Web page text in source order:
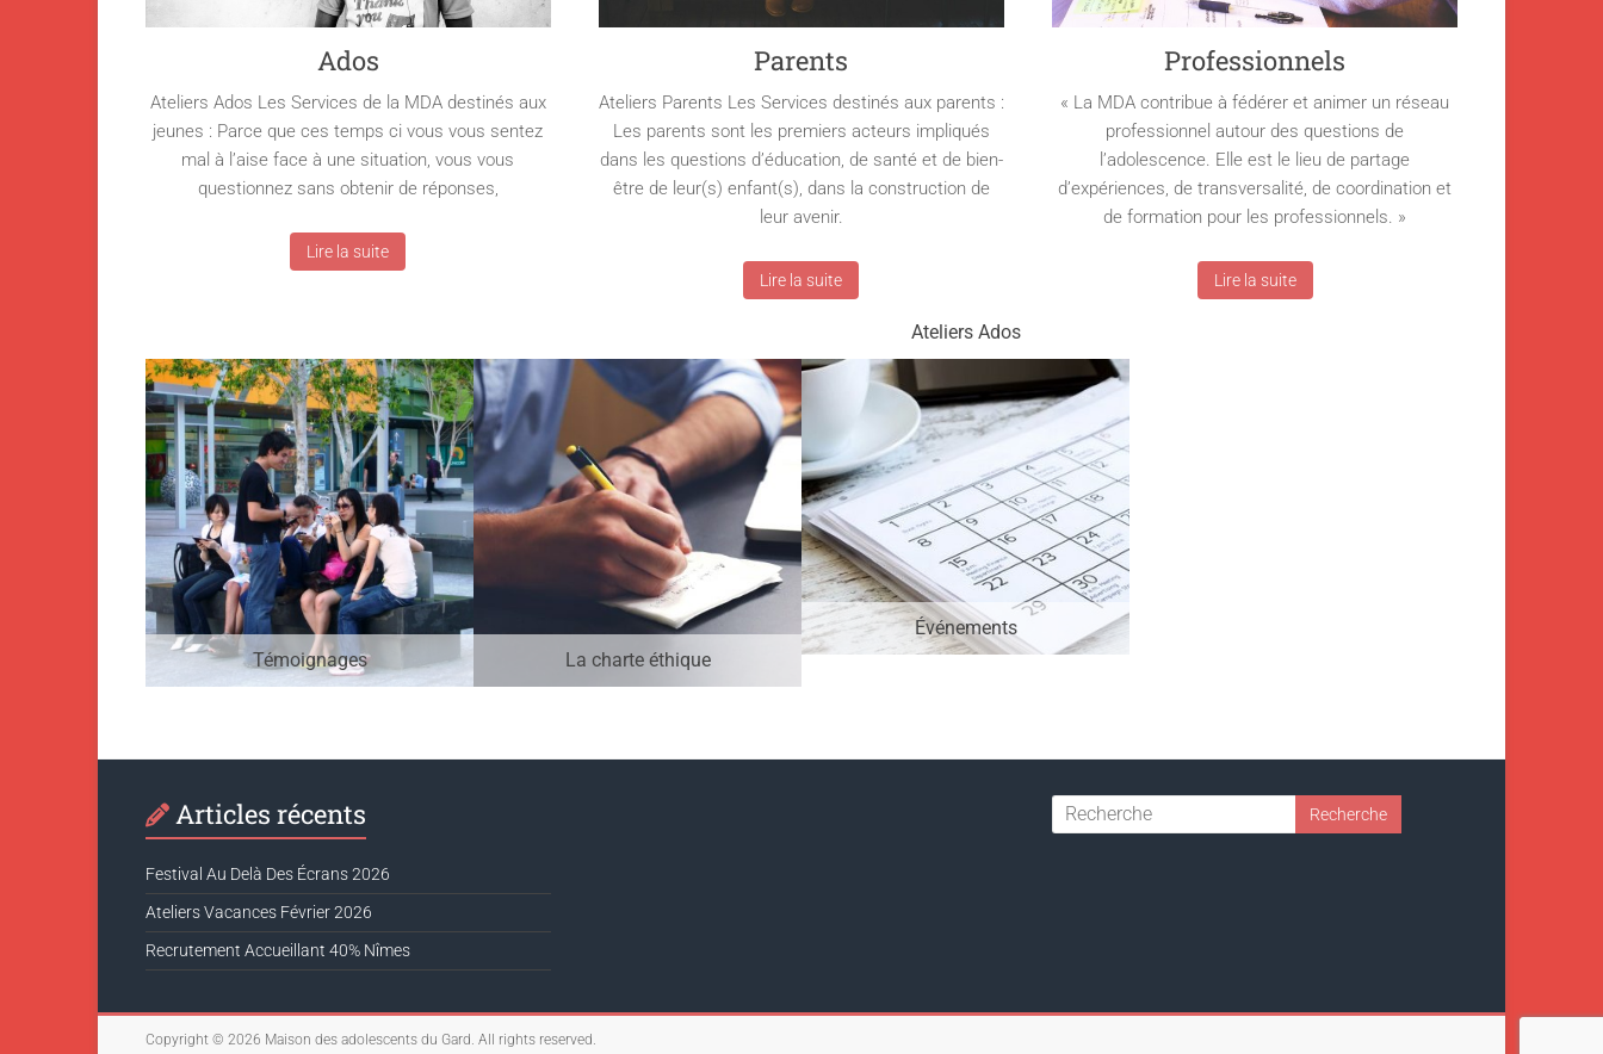
Ados
Ateliers Ados Les Services de la MDA destinés aux
jeunes : Parce que ces temps ci vous vous sentez
mal à l’aise face à une situation, vous vous
questionnez sans obtenir de réponses,
Lire la suite
Parents
Ateliers Parents Les Services destinés aux parents :
Les parents sont les premiers acteurs impliqués
dans les questions d’éducation, de santé et de bien-
être de leur(s) enfant(s), dans la construction de
leur avenir.
Lire la suite
Professionnels
« La MDA contribue à fédérer et animer un réseau
professionnel autour des questions de
l’adolescence. Elle est le lieu de partage
d’expériences, de transversalité, de coordination et
de formation pour les professionnels. »
Lire la suite
Témoignages La charte éthique
Ateliers Ados
Événements
Articles récents
Festival Au Delà Des Écrans 2026
Ateliers Vacances Février 2026
Recrutement Accueillant 40% Nîmes
Copyright © 2026 Maison des adolescents du Gard . All rights reserved.